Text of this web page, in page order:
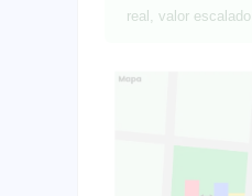
real, valor